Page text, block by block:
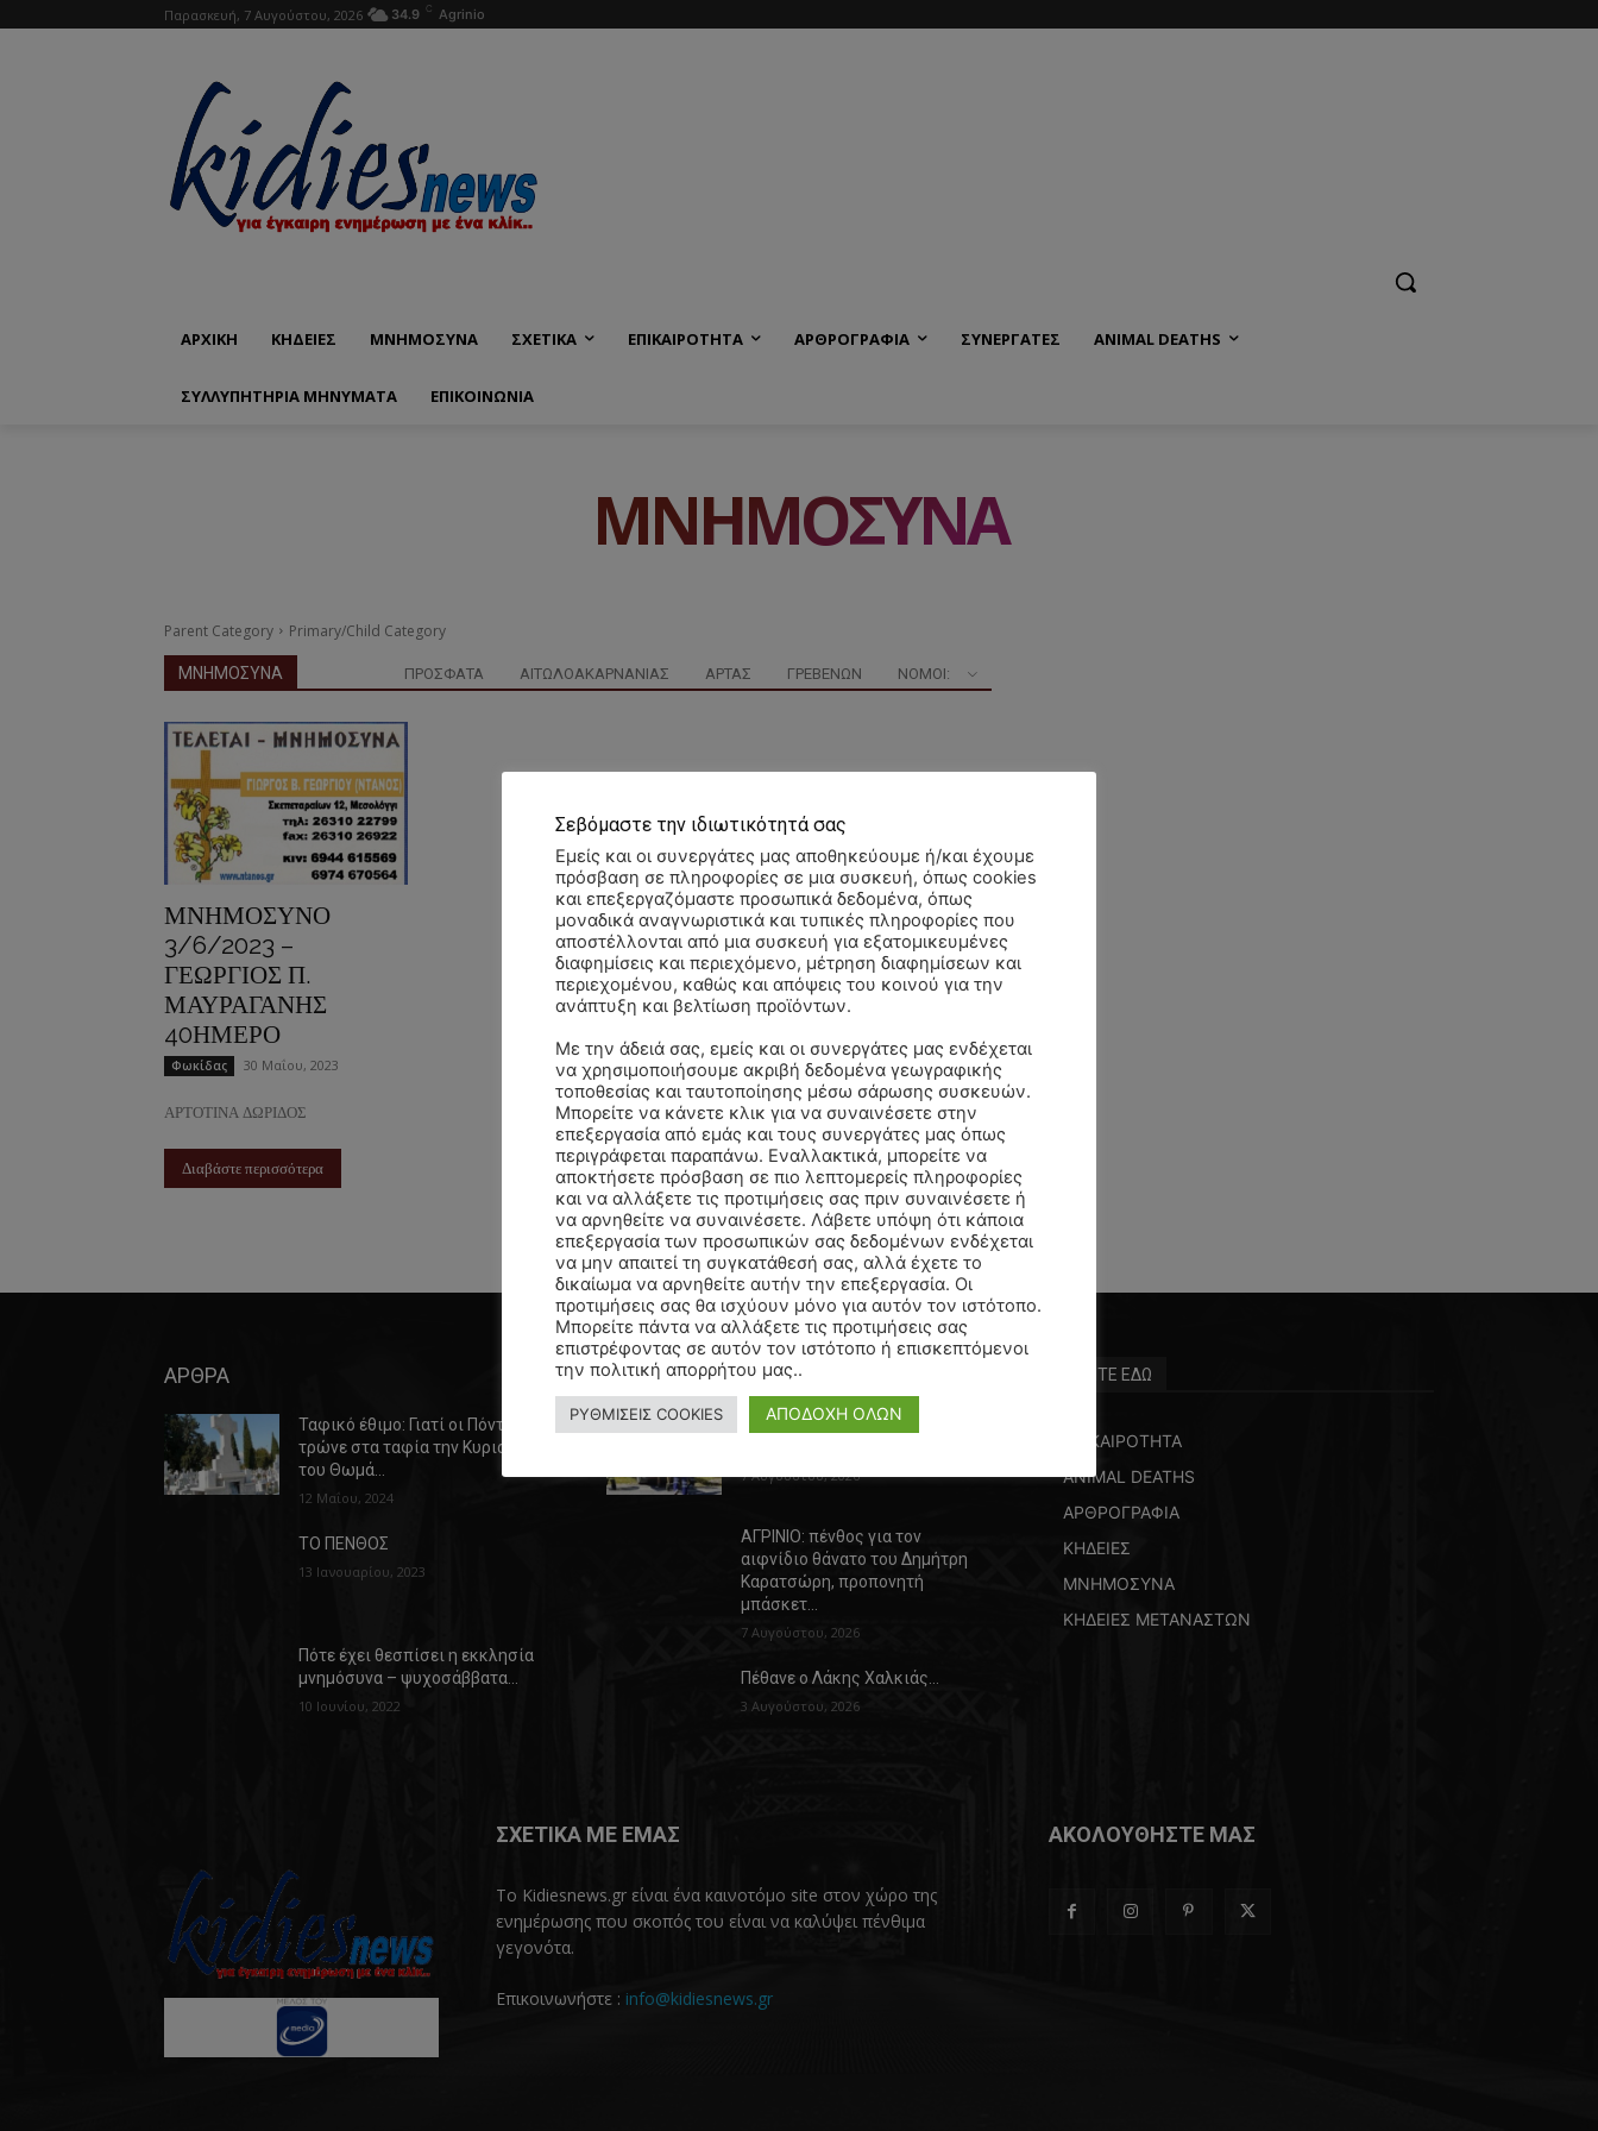
Παρασκευή, 7 Αυγούστου, 2026 34.9 C Agrinio
ΑΡΧΙΚΗ ΚΗΔΕΙΕΣ ΜΝΗΜΟΣΥΝΑ ΣΧΕΤΙΚΑ ΕΠΙΚΑΙΡΟΤΗΤΑ ΑΡΘΡΟΓΡΑΦΙΑ ΣΥΝΕΡΓΑΤΕΣ ANIMAL DEATHS
ΣΥΛΛΥΠΗΤΗΡΙΑ ΜΗΝΥΜΑΤΑ ΕΠΙΚΟΙΝΩΝΊΑ
ΜΝΗΜΟΣΥΝΑ
Parent Category Primary/Child Category
ΜΝΗΜΟΣΥΝΑ ΠΡΟΣΦΑΤΑ ΑΙΤΩΛΟΑΚΑΡΝΑΝΊΑΣ ΆΡΤΑΣ ΓΡΕΒΕΝΏΝ ΝΟΜΟΊ:
ΜΝΗΜΟΣΥΝΟ
3/6/2023 –
ΓΕΩΡΓΙΟΣ Π.
ΜΑΥΡΑΓΑΝΗΣ
40ΗΜΕΡΟ
Φωκίδας 30 Μαΐου, 2023
ΑΡΤΟΤΙΝΑ ΔΩΡΙΔΟΣ
Διαβάστε περισσότερα
ΑΡΘΡΑ
Ταφικό έθιμο: Γιατί οι Πόντιοι
τρώνε στα ταφία την Κυριακή
του Θωμά…
12 Μαΐου, 2024
ΤΟ ΠΕΝΘΟΣ
13 Ιανουαρίου, 2023
Πότε έχει θεσπίσει η εκκλησία
μνημόσυνα – ψυχοσάββατα…
10 Ιουνίου, 2022
ΠΡΕΠΕΙ ΝΑ ΔΙΑΒΑΣΕΤΕ
ΣΕΡΡΕΣ: Τροχαίο δυστύχημα με
7 Αυγούστου, 2026
ΑΓΡΙΝΙΟ: πένθος για τον
αιφνίδιο θάνατο του Δημήτρη
Καρατσώρη, προπονητή
μπάσκετ…
7 Αυγούστου, 2026
Πέθανε ο Λάκης Χαλκιάς…
3 Αυγούστου, 2026
ΒΡΕΙΤΕ ΕΔΩ
ΕΠΙΚΑΙΡΟΤΗΤΑ
ANIMAL DEATHS
ΑΡΘΡΟΓΡΑΦΙΑ
ΚΗΔΕΙΕΣ
ΜΝΗΜΟΣΥΝΑ
ΚΗΔΕΙΕΣ ΜΕΤΑΝΑΣΤΩΝ
ΣΧΕΤΙΚΑ ΜΕ ΕΜΑΣ
Το Kidiesnews.gr είναι ένα καινοτόμο site στον χώρο της
ενημέρωσης που σκοπός του είναι να καλύψει πένθιμα
γεγονότα.
Επικοινωνήστε : info@kidiesnews.gr
ΑΚΟΛΟΥΘΗΣΤΕ ΜΑΣ
Σεβόμαστε την ιδιωτικότητά σας
Εμείς και οι συνεργάτες μας αποθηκεύουμε ή/και έχουμε
πρόσβαση σε πληροφορίες σε μια συσκευή, όπως cookies
και επεξεργαζόμαστε προσωπικά δεδομένα, όπως
μοναδικά αναγνωριστικά και τυπικές πληροφορίες που
αποστέλλονται από μια συσκευή για εξατομικευμένες
διαφημίσεις και περιεχόμενο, μέτρηση διαφημίσεων και
περιεχομένου, καθώς και απόψεις του κοινού για την
ανάπτυξη και βελτίωση προϊόντων.
Με την άδειά σας, εμείς και οι συνεργάτες μας ενδέχεται
να χρησιμοποιήσουμε ακριβή δεδομένα γεωγραφικής
τοποθεσίας και ταυτοποίησης μέσω σάρωσης συσκευών.
Μπορείτε να κάνετε κλικ για να συναινέσετε στην
επεξεργασία από εμάς και τους συνεργάτες μας όπως
περιγράφεται παραπάνω. Εναλλακτικά, μπορείτε να
αποκτήσετε πρόσβαση σε πιο λεπτομερείς πληροφορίες
και να αλλάξετε τις προτιμήσεις σας πριν συναινέσετε ή
να αρνηθείτε να συναινέσετε. Λάβετε υπόψη ότι κάποια
επεξεργασία των προσωπικών σας δεδομένων ενδέχεται
να μην απαιτεί τη συγκατάθεσή σας, αλλά έχετε το
δικαίωμα να αρνηθείτε αυτήν την επεξεργασία. Οι
προτιμήσεις σας θα ισχύουν μόνο για αυτόν τον ιστότοπο.
Μπορείτε πάντα να αλλάξετε τις προτιμήσεις σας
επιστρέφοντας σε αυτόν τον ιστότοπο ή επισκεπτόμενοι
την πολιτική απορρήτου μας..
ΡΥΘΜΙΣΕΙΣ COOKIES ΑΠΟΔΟΧΗ ΟΛΩΝ